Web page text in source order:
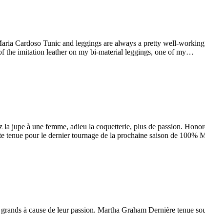
Cardoso Tunic and leggings are always a pretty well-
the imitation leather on my bi-material leggings, one of my…
jupe à une femme, adieu la coquetterie, plus de passion.
tenue pour le dernier tournage de la prochaine saison de 100%
à cause de leur passion. Martha Graham Dernière tenue